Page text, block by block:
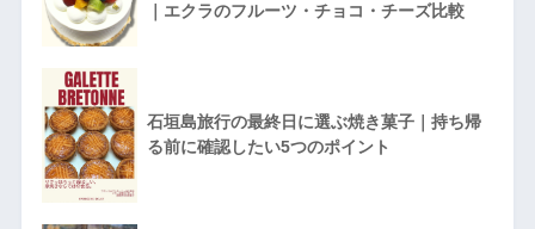
｜エクラのフルーツ・チョコ・チーズ比較
石垣島旅行の最終日に選ぶ焼き菓子｜持ち帰
る前に確認したい5つのポイント